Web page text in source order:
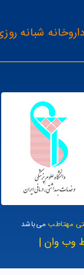
شبانه
مهتاطب می‌باشد
وب وان |